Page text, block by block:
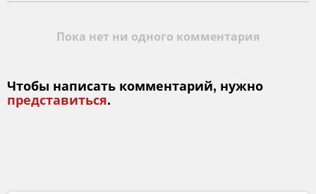
Пока нет ни одного комментария
Чтобы написать комментарий, нужно
представиться.